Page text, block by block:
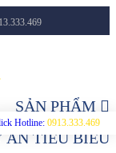
SẢN PHẨM
ÁN TIÊU BIỂU
Hotline: 0913.333.469